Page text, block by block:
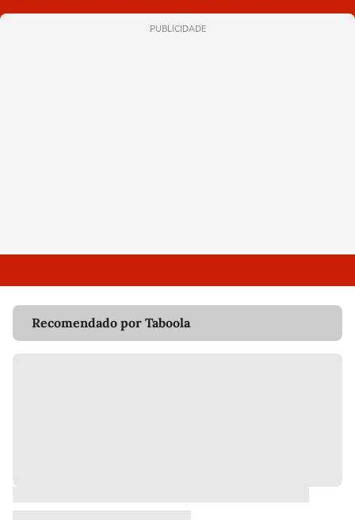
PUBLICIDADE
Recomendado por Taboola